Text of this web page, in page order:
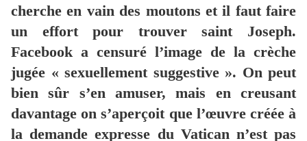
cherche en vain des moutons et il faut faire
un effort pour trouver saint Joseph.
Facebook a censuré l’image de la crèche
jugée « sexuellement suggestive ». On peut
bien sûr s’en amuser, mais en creusant
davantage on s’aperçoit que l’œuvre créée à
la demande expresse du Vatican n’est pas